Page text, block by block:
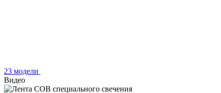
23 модели
Видео